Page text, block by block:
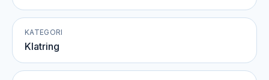
KATEGORI
Klatring